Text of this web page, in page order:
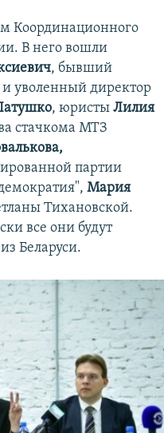
Координационного
В него вошли
, бывший
уволенный директор
, юристы Лилия
стачкома МТЗ
партии
Мария
Тихановской.
все они будут
Беларуси.